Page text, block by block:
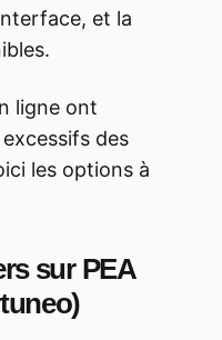
et la
ligne ont
des
les options à
sur PEA